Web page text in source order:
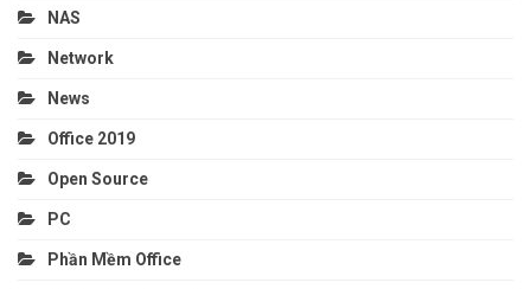
NAS
Network
News
Office 2019
Open Source
PC
Phần Mềm Office